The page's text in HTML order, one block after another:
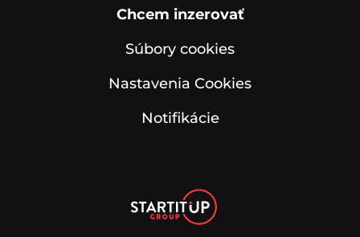
Chcem inzerovať
Súbory cookies
Nastavenia Cookies
Notifikácie